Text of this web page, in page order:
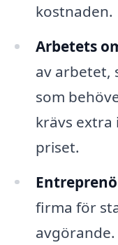
kostnaden.
Arbetets
av arbetet,
som
krävs extra
priset.
firma för